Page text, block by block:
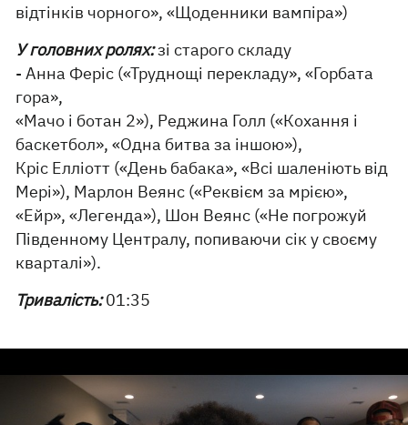
відтінків чорного», «Щоденники вампіра»)
У головних ролях:зі старого складу
- Анна Феріс («Труднощі перекладу», «Горбата
гора»,
«Мачо і ботан 2»), Реджина Голл («Кохання і
баскетбол», «Одна битва за іншою»),
Кріс Елліотт («День бабака», «Всі шаленіють від
Мері»), Марлон Веянс («Реквієм за мрією»,
«Ейр», «Легенда»), Шон Веянс («Не погрожуй
Південному Централу, попиваючи сік у своєму
кварталі»).
Тривалість:01:35